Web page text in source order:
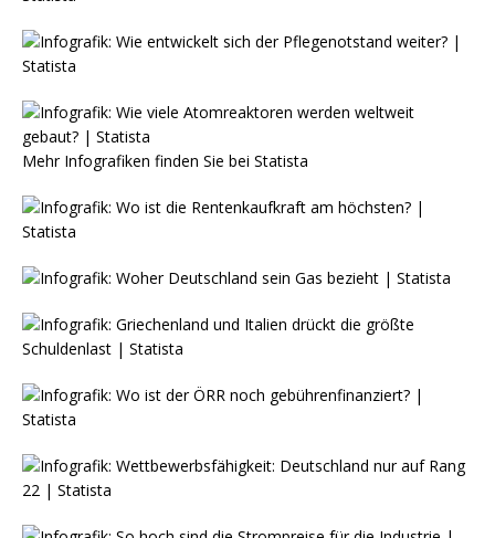
Mehr Infografiken finden Sie bei Statista